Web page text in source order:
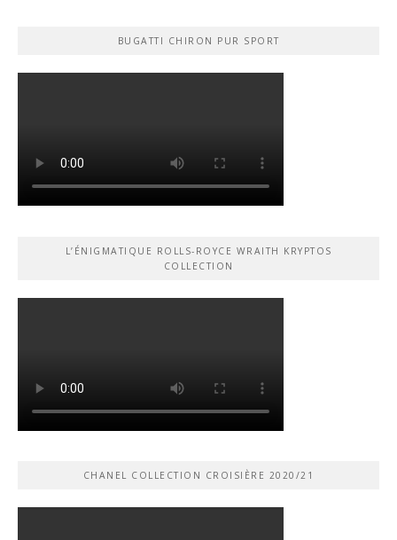
BUGATTI CHIRON PUR SPORT
L’ÉNIGMATIQUE ROLLS-ROYCE WRAITH KRYPTOS
COLLECTION
CHANEL COLLECTION CROISIÈRE 2020/21